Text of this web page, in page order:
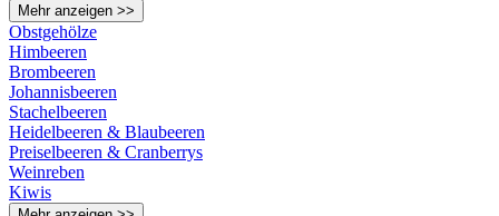
Mehr anzeigen >>
Obstgehölze
Himbeeren
Brombeeren
Johannisbeeren
Stachelbeeren
Heidelbeeren & Blaubeeren
Preiselbeeren & Cranberrys
Weinreben
Kiwis